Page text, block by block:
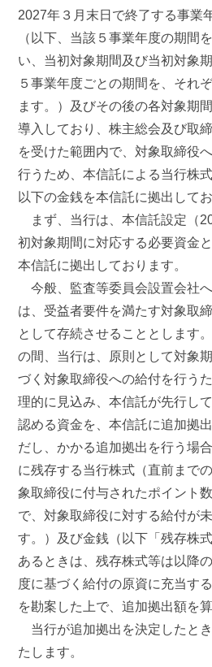
2027年３月末日で終了する事業
（以下、当該５事業年度の期間
い、当初対象期間及び当初対象
５事業年度ごとの期間を、それ
ます。）及びその後の各対象期
導入しており、株主総会及び取
を受けた範囲内で、対象取締役
行うため、本信託による当行株
以下の金銭を本信託に拠出してお
まず、当行は、本信託設定（
初対象期間に対応する必要資金
本信託に拠出しております。
今般、監査等委員会設置会社
は、受益者要件を満たす対象取
として存続させることとします
の間、当行は、原則として対象
づく対象取締役への給付を行う
理的に見込み、本信託が先行し
認める資金を、本信託に追加拠
だし、かかる追加拠出を行う場
に残存する当行株式（直前まで
象取締役に付与されたポイント
で、対象取締役に対する給付が
す。）及び金銭（以下「残存株
あるときは、残存株式等は以降
度に基づく給付の原資に充当す
を勘案した上で、追加拠出額を
当行が追加拠出を決定したと
たします。